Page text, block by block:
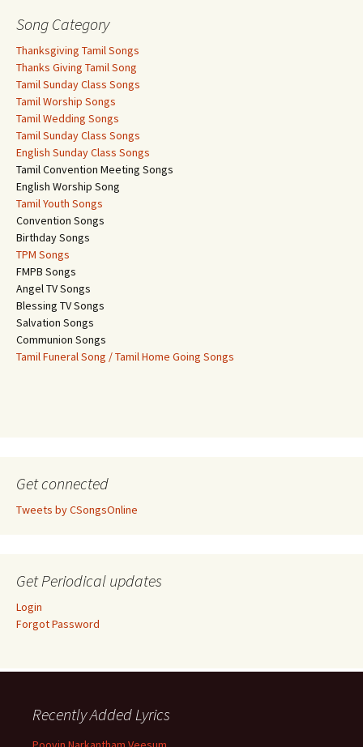
Song Category
Thanksgiving Tamil Songs
Thanks Giving Tamil Song
Tamil Sunday Class Songs
Tamil Worship Songs
Tamil Wedding Songs
Tamil Sunday Class Songs
English Sunday Class Songs
Tamil Convention Meeting Songs
English Worship Song
Tamil Youth Songs
Convention Songs
Birthday Songs
TPM Songs
FMPB Songs
Angel TV Songs
Blessing TV Songs
Salvation Songs
Communion Songs
Tamil Funeral Song / Tamil Home Going Songs
Get connected
Tweets by CSongsOnline
Get Periodical updates
Login
Forgot Password
Recently Added Lyrics